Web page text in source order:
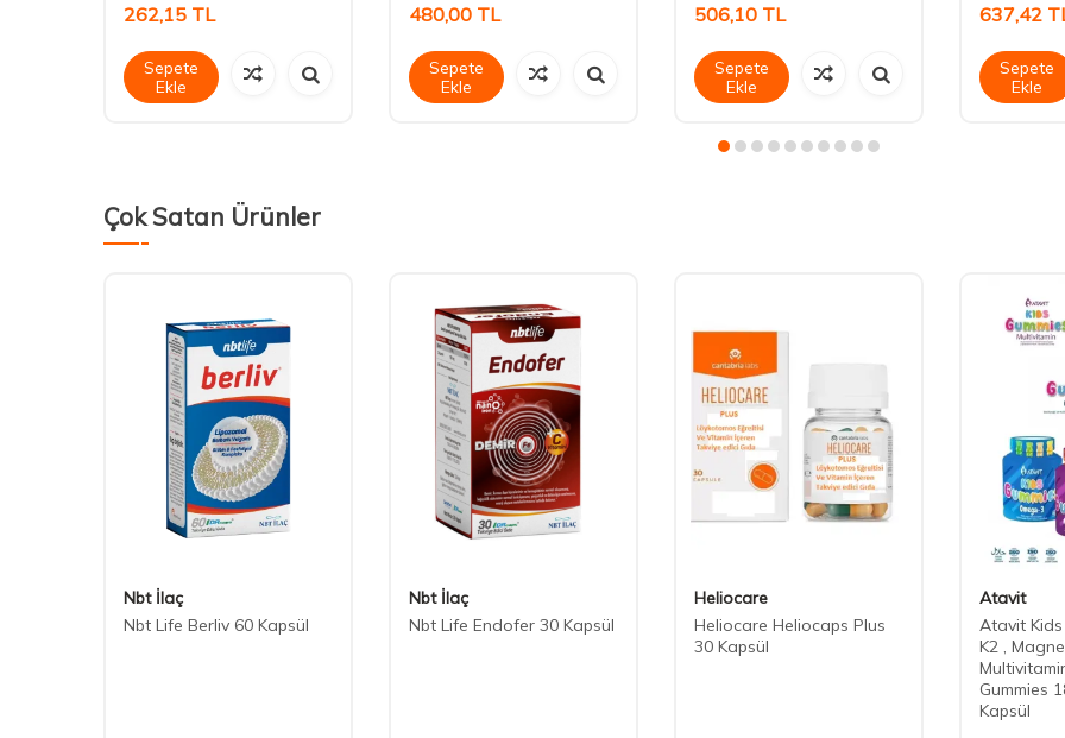
262,15 TL
Sepete
Ekle
480,00 TL
Sepete
Ekle
506,10 TL
Sepete
Ekle
637,42
Sepete
Ekle
Çok Satan Ürünler
Nbt İlaç
Nbt Life Berliv 60 Kapsül
Nbt İlaç
Nbt Life Endofer 30 Kapsül
Heliocare
Heliocare Heliocaps Plus
30 Kapsül
Atavit
Atavit
K2 ,
Gummies
Kapsül